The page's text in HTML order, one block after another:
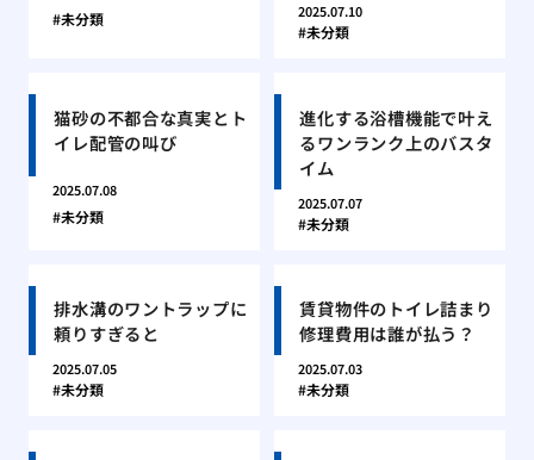
未分類 2025.07.10
未分類
猫砂の不都合な真実とト
イレ配管の叫び
2025.07.08
未分類
進化する浴槽機能で叶え
るワンランク上のバスタ
イム
2025.07.07
未分類
排水溝のワントラップに
頼りすぎると
2025.07.05
未分類
賃貸物件のトイレ詰まり
修理費用は誰が払う？
2025.07.03
未分類